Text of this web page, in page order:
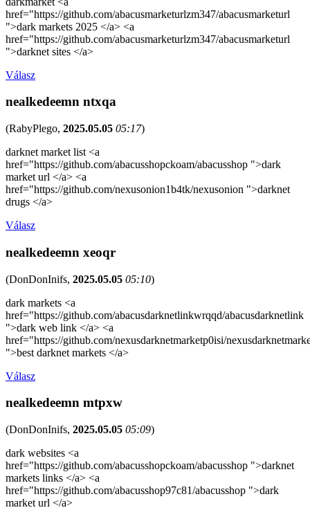
href="https://github.com/abacusmarketurlzm347/abacusmarketurl
">dark markets 2025 </a> <a
href="https://github.com/abacusmarketurlzm347/abacusmarketurl
">darknet sites </a>
Válasz
nealkedeemn ntxqa
(RabyPlego, 2025.05.05 05:17)
darknet market list <a
href="https://github.com/abacusshopckoam/abacusshop ">dark
market url </a> <a
href="https://github.com/nexusonion1b4tk/nexusonion ">darknet
drugs </a>
Válasz
nealkedeemn xeoqr
(DonDonInifs, 2025.05.05 05:10)
dark markets <a
href="https://github.com/abacusdarknetlinkwrqqd/abacusdarknetlink
">dark web link </a> <a
href="https://github.com/nexusdarknetmarketp0isi/
">best darknet markets </a>
Válasz
nealkedeemn mtpxw
(DonDonInifs, 2025.05.05 05:09)
dark websites <a
href="https://github.com/abacusshopckoam/abacusshop ">darknet
markets links </a> <a
href="https://github.com/abacusshop97c81/abacusshop ">dark
market url </a>